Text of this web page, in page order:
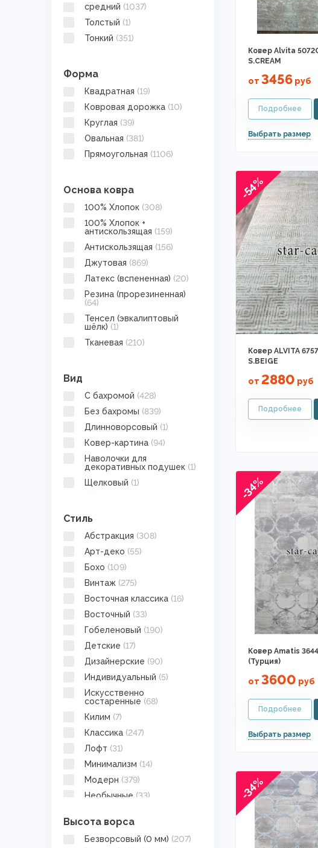
средний (1037)
Толстый (1)
Тонкий (351)
Форма
Квадратная (19)
Ковровая дорожка (10)
Круглая (39)
Овальная (381)
Прямоугольная (1106)
Основа ковра
100% Хлопок (308)
100% Хлопок +
антискользящая (159)
Антискользящая (156)
Джутовая (869)
Латекс (вспененная) (20)
Резина (прорезиненная)
(64)
Тенсел (эвкалиптовый
шёлк) (1)
Тканевая (210)
Вид
C бахромой (428)
Без бахромы (839)
Длинноворсовый (1)
Ковер-картина (94)
Наволочки для
декоративных подушек (1)
Щелковый (1)
Стиль
Абстракция (308)
Арт-деко (55)
Бохо (109)
Винтаж (275)
Восточная классика (16)
Восточный (33)
Гобеленовый (190)
Детские (17)
Дизайнерские (90)
Индивидуальный (5)
Искусственно
состаренные (68)
Килим (7)
Классика (247)
Лофт (31)
Минимализм (14)
Модерн (379)
Необычные (33)
Однотонные
Прованс(51)
Высота ворса
Безворсовый (0 мм) (207)
Ковер Alvita
S.CREAM
от 3456руб
-54%
Ковер ALVITA
S.BEIGE
от 2880 руб
-34%
Ковер Amatis
(Турция)
от 3600 руб
-34%